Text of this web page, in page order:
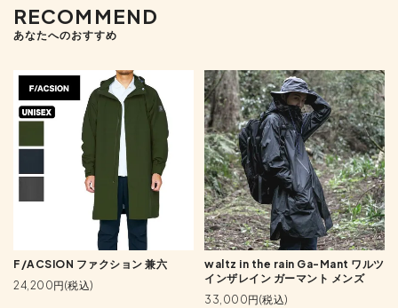
RECOMMEND
あなたへのおすすめ
F/ACSION ファクション 兼六
24,200円(税込)
waltz in the rain Ga-Mant ワルツ
インザレイン ガーマント メンズ
33,000円(税込)